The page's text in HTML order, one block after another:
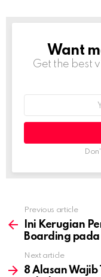
Want
Get the best
more
Previous article
Ini Kerugian
Boarding
Next article
8 Alasan